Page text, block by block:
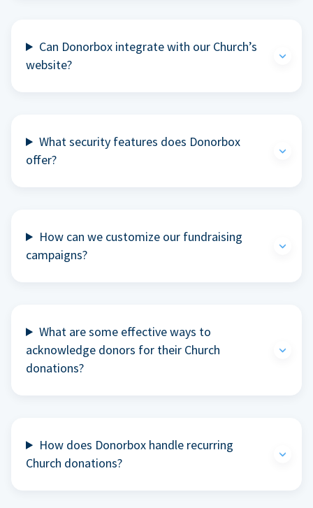
Can Donorbox integrate with our Church’s
website?
What security features does Donorbox
offer?
How can we customize our fundraising
campaigns?
What are some effective ways to
acknowledge donors for their Church
donations?
How does Donorbox handle recurring
Church donations?